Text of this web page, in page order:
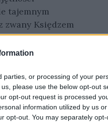
parties, or processing of your
please use the below opt-out
opt-out request is processed
information utilized by us
opt-out. You may separately
tajemnym
zwany Księdzem
iż służył w
że są to sprawy z
służba pełna jest
bowiem
Co ciekawe,
akt prowadzi go
Warto